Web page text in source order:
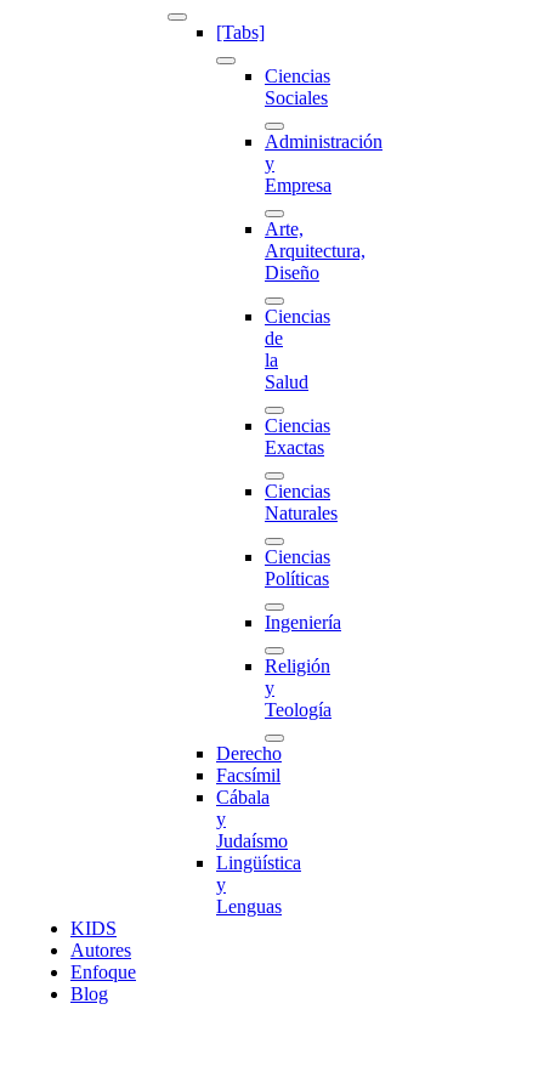
[Tabs]
Ciencias
Sociales
Administración
y
Empresa
Arte,
Arquitectura,
Diseño
Ciencias
de
la
Salud
Ciencias
Exactas
Ciencias
Naturales
Ciencias
Políticas
Ingeniería
Religión
y
Teología
Derecho
Facsímil
Cábala
y
Judaísmo
Lingüística
y
Lenguas
KIDS
Autores
Enfoque
Blog